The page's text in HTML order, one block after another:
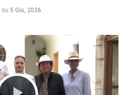
su 5 Giu, 2026